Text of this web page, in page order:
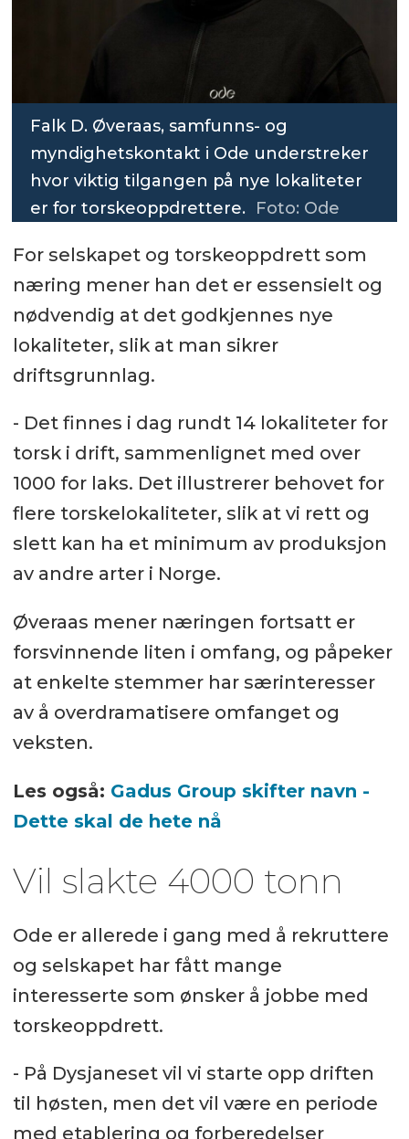
Falk D. Øveraas, samfunns- og
myndighetskontakt i Ode understreker
hvor viktig tilgangen på nye lokaliteter
er for torskeoppdrettere. Foto: Ode
For selskapet og torskeoppdrett som
næring mener han det er essensielt og
nødvendig at det godkjennes nye
lokaliteter, slik at man sikrer
driftsgrunnlag.
- Det finnes i dag rundt 14 lokaliteter for
torsk i drift, sammenlignet med over
1000 for laks. Det illustrerer behovet for
flere torskelokaliteter, slik at vi rett og
slett kan ha et minimum av produksjon
av andre arter i Norge.
Øveraas mener næringen fortsatt er
forsvinnende liten i omfang, og påpeker
at enkelte stemmer har særinteresser
av å overdramatisere omfanget og
veksten.
Les også: Gadus Group skifter navn -
Dette skal de hete nå
Vil slakte 4000 tonn
Ode er allerede i gang med å rekruttere
og selskapet har fått mange
interesserte som ønsker å jobbe med
torskeoppdrett.
- På Dysjaneset vil vi starte opp driften
til høsten, men det vil være en periode
med etablering og forberedelser